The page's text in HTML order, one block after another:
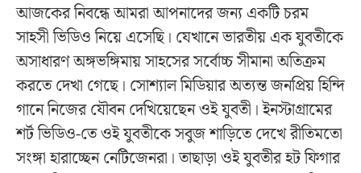
আজকের নিবন্ধে আমরা আপনাদের জন্য একটি চরম
সাহসী ভিডিও নিয়ে এসেছি। যেখানে ভারতীয় এক যুবতীকে
অসাধারণ অঙ্গভঙ্গিমায় সাহসের সর্বোচ্চ সীমানা অতিক্রম
করতে দেখা গেছে। সোশ্যাল মিডিয়ার অত্যন্ত জনপ্রিয় হিন্দি
গানে নিজের যৌবন দেখিয়েছেন ওই যুবতী। ইনস্টাগ্রামের
শর্ট ভিডিও-তে ওই যুবতীকে সবুজ শাড়িতে দেখে রীতিমতো
সংঙ্গা হারাচ্ছেন নেটিজেনরা। তাছাড়া ওই যুবতীর হট ফিগার